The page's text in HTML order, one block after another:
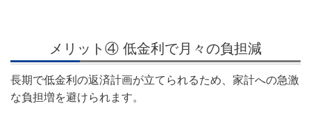
メリット④ 低金利で月々の負担減
長期で低金利の返済計画が立てられるため、家計への急激
な負担増を避けられます。